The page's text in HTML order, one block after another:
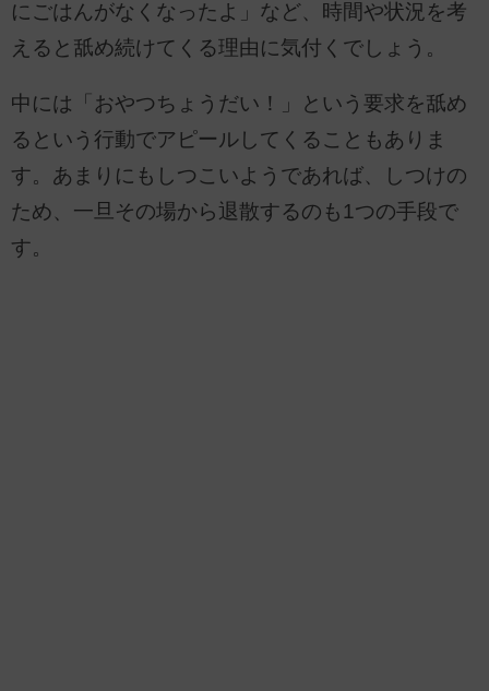
にごはんがなくなったよ」など、時間や状況を考
えると舐め続けてくる理由に気付くでしょう。
中には「おやつちょうだい！」という要求を舐め
るという行動でアピールしてくることもありま
す。あまりにもしつこいようであれば、しつけの
ため、一旦その場から退散するのも1つの手段で
す。